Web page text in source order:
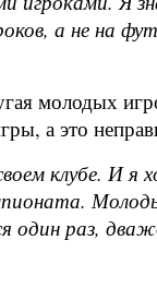
а не на
молодых
а это
клубе. И я
раз,